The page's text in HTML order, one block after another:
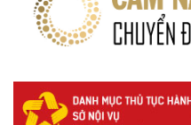
xây dựng, ban hành văn
Góp ý dự thảo Thông tư
DANH SÁCH HỒ SƠ CÁN
Lấy ý kiến dự thảo Quyết